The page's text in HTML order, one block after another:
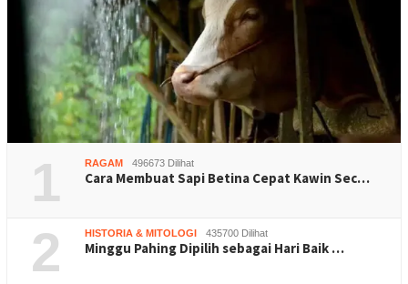
1 RAGAM 496673 Dilihat
Cara Membuat Sapi Betina Cepat Kawin Sec…
2 HISTORIA & MITOLOGI 435700 Dilihat
Minggu Pahing Dipilih sebagai Hari Baik …